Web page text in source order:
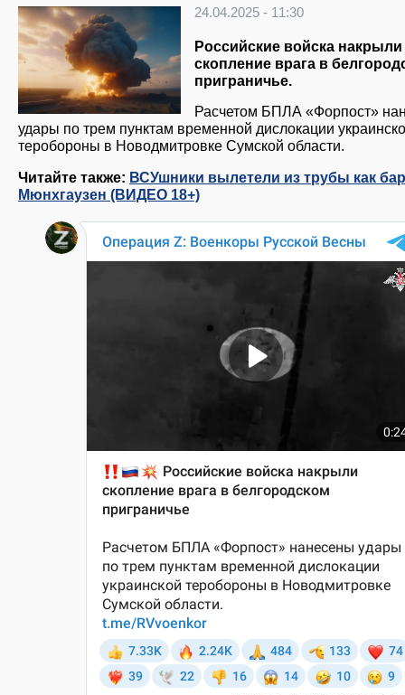
24.04.2025 - 11:30
Российские войска накрыли
скопление врага в
приграничье.
Расчетом БПЛА «Форпост»
удары по трем пунктам временной дислокации
теробороны в Новодмитровке Сумской области.
Читайте также: ВСУшники вылетели из трубы как
Мюнхгаузен (ВИДЕО 18+)